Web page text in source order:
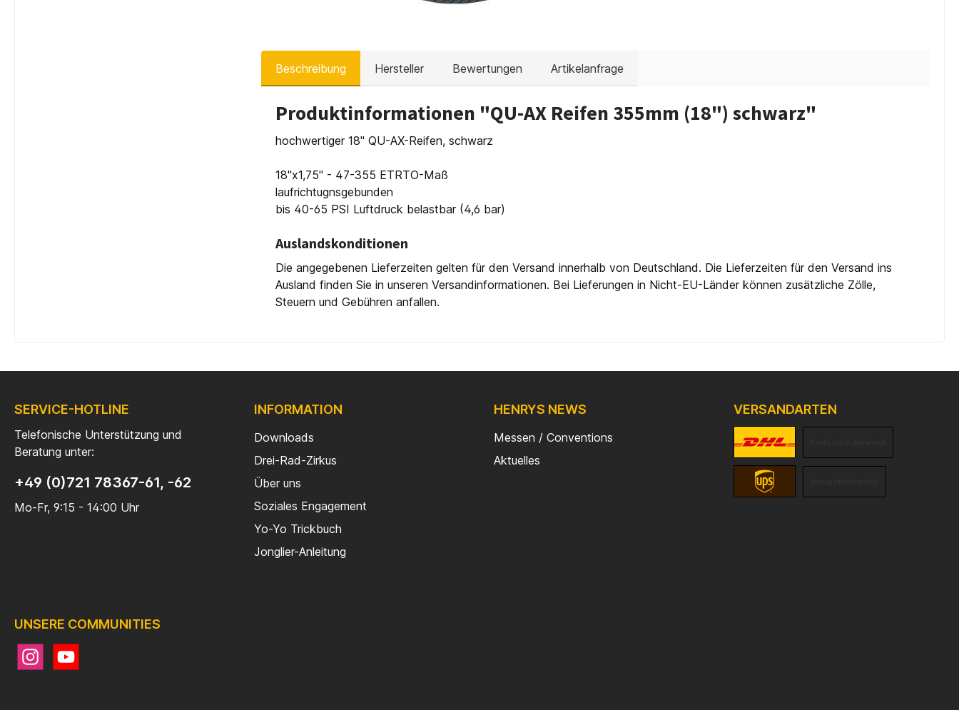
Beschreibung Hersteller Bewertungen Artikelanfrage
Produktinformationen "QU-AX Reifen 355mm (18") schwarz"
hochwertiger 18" QU-AX-Reifen, schwarz
18"x1,75" - 47-355 ETRTO-Maß
laufrichtugnsgebunden
bis 40-65 PSI Luftdruck belastbar (4,6 bar)
Auslandskonditionen
Die angegebenen Lieferzeiten gelten für den Versand innerhalb von Deutschland. Die Lieferzeiten für den Versand ins
Ausland finden Sie in unseren Versandinformationen. Bei Lieferungen in Nicht-EU-Länder können zusätzliche Zölle,
Steuern und Gebühren anfallen.
SERVICE-HOTLINE
Telefonische Unterstützung und
Beratung unter:
+49 (0)721 78367-61, -62
Mo-Fr, 9:15 - 14:00 Uhr
INFORMATION
Downloads
Drei-Rad-Zirkus
Über uns
Soziales Engagement
Yo-Yo Trickbuch
Jonglier-Anleitung
HENRYS NEWS
Messen / Conventions
Aktuelles
VERSANDARTEN
UNSERE COMMUNITIES